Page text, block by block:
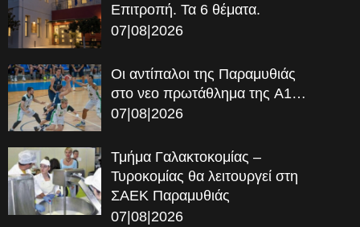
Επιτροπή. Τα 6 θέματα.
07|08|2026
Οι αντίπαλοι της Παραμυθιάς
στο νεο πρωτάθλημα της A1…
07|08|2026
Τμήμα Γαλακτοκομίας –
Τυροκομίας θα λειτουργεί στη
ΣΑΕΚ Παραμυθιάς
07|08|2026